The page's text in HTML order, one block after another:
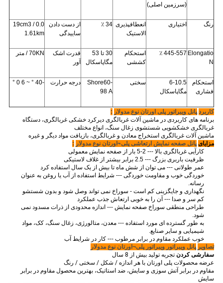
(سرزمین اصلی)
رنگ اختیاری
انعطافپذیری
الاستیک
34 ٪
از دست دادن
ساییدگی
0.0
19cm3 /
1.61km
Elongatio
N
445-557 ٪
استحکام
کششی
30 تا 53
مگاپاسکال
قدرت اشک
آور
70KN / متر
استحکام
فشاری
6-10.5
مگاپاسکال
سختی
Shore60-
98 A
درجه حرارت -40 ° ~
6
0 °
کاربرد پانل ویبراتور پلی اورتان نوع مدولار :
برنامه های کاربردی در ماشین آلات غربالگری دیرکرد خشکی غربالگری، دستگاه
غربالگری خشکشویی شستشوی زغال سنگ، انواع مختلف
ماشین آلات غربالگری استخراج معادن و غربالگری، بازیافت مواد دیگر و غیره
مزایای پانل صفحه نمایش ارتعاشی پلی¬اورتان نوع مدولار :
کارآیی غربالگری بالا --- 2-5 بار از صفحه نمایش معمولی
ظرفیت باربری بزرگ --- 2.5 برابر بیشتر از غلاف لاستیکی
عمر طولانی --- می توان از شش ماه تا بیش از یک سال استفاده کرد
خوردگی خوب و مقاومت خوردگی --- شرایط استفاده از آب یا روغن به عنوان
رسانه.
نگهداری و جایگزینی کم است - سوراخ نمی تواند وصل شود و بدون شستشو
کم سر و صدا --- آن را به خوبی ارتعاش جذب عملکرد
طراحی منطقی سوراخ صفحه نمایش --- اندازه محدودی از ذرات مسدود نمی
شود.
به طور گسترده ای مورد استفاده --- معدن، متالورژی، زغال سنگ، کک، مواد
شیمیایی و سایر صنایع.
خوب عملکرد مقاوم در برابر مرطوب --- کار در شرایط آب
تصاویر پانل ویبراتور ویبراتور پلی¬اورتان نوع مدولار
سفارشی کردنتجربه تولید بیش از 8 سال
عرضه محصولات پلی اورتان با هر اندازه / شکل / سختی / رنگ
مقاوم در برابر آتش سوزی و سایش، ضد استاتیک، بهترین محصول مقاوم در برابر
سایش